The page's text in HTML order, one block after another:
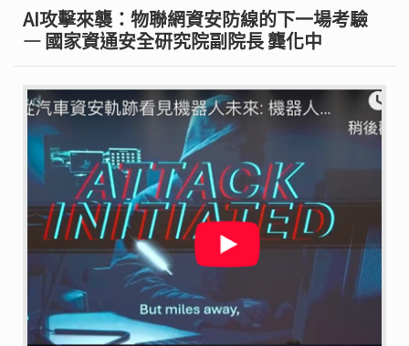
AI攻擊來襲：物聯網資安防線的下一場考驗
— 國家資通安全研究院副院長 龔化中